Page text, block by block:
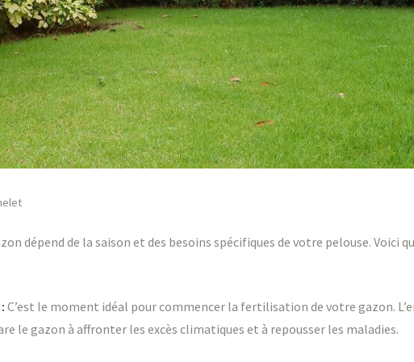
dépend de la saison et des besoins spécifiques de votre pelouse. Voici
C’est le moment idéal pour commencer la fertilisation de votre gazon.
le gazon à affronter les excès climatiques et à repousser les maladies.